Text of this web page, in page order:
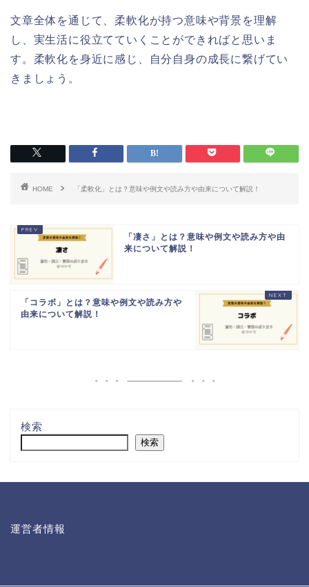
文章全体を通じて、柔軟化が持つ意味や背景を理解
し、実生活に役立てていくことができればと思いま
す。柔軟化を身近に感じ、自分自身の成長に繋げてい
きましょう。
HOME 「柔軟化」とは？意味や例文や読み方や由来について解説！
「凄さ」とは？意味や例文や読み方や由
来について解説！
「コラボ」とは？意味や例文や読み方や
由来について解説！
検索
検索
運営者情報